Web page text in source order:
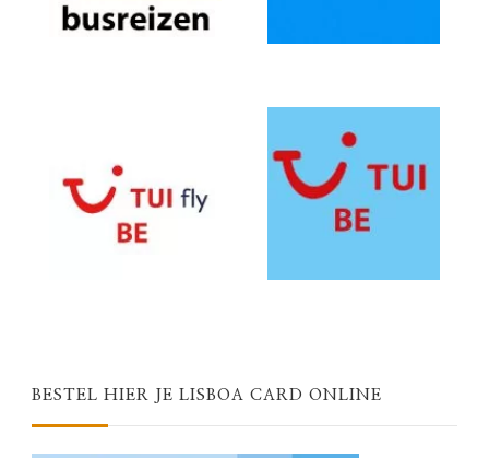
BESTEL HIER JE LISBOA CARD ONLINE